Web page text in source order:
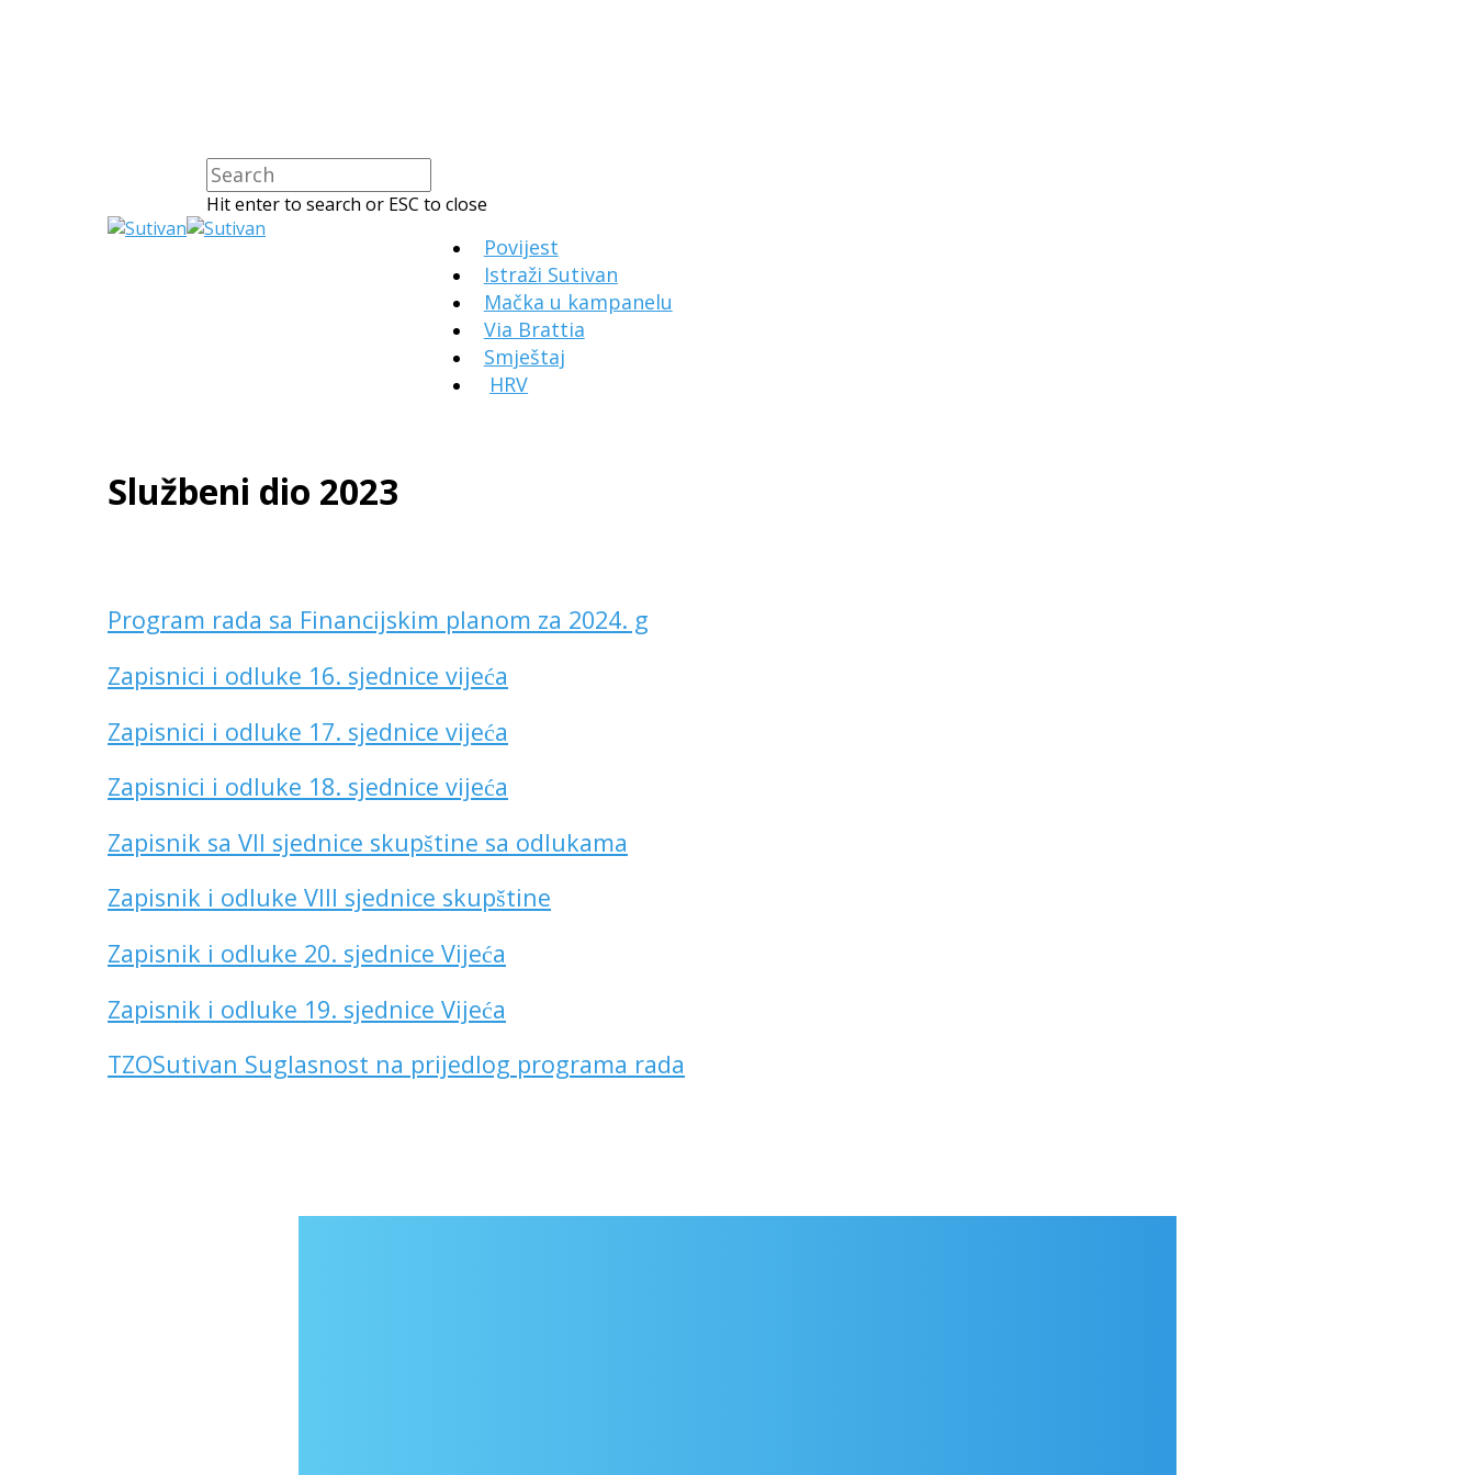
Hit enter to search or ESC to close
Povijest
Istraži Sutivan
Mačka u kampanelu
Via Brattia
Smještaj
HRV
Službeni dio 2023
Program rada sa Financijskim planom za 2024. g
Zapisnici i odluke 16. sjednice vijeća
Zapisnici i odluke 17. sjednice vijeća
Zapisnici i odluke 18. sjednice vijeća
Zapisnik sa VII sjednice skupštine sa odlukama
Zapisnik i odluke VIII sjednice skupštine
Zapisnik i odluke 20. sjednice Vijeća
Zapisnik i odluke 19. sjednice Vijeća
TZOSutivan Suglasnost na prijedlog programa rada